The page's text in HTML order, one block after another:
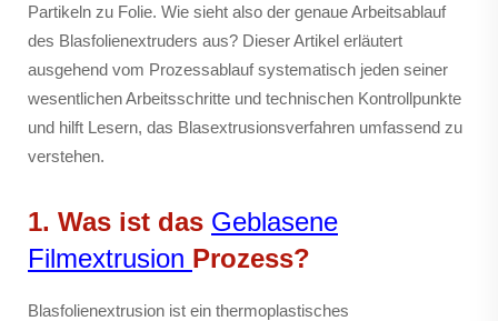
Partikeln zu Folie. Wie sieht also der genaue Arbeitsablauf
des Blasfolienextruders aus? Dieser Artikel erläutert
ausgehend vom Prozessablauf systematisch jeden seiner
wesentlichen Arbeitsschritte und technischen Kontrollpunkte
und hilft Lesern, das Blasextrusionsverfahren umfassend zu
verstehen.
1. Was ist das Geblasene
Filmextrusion Prozess?
Blasfolienextrusion ist ein thermoplastisches